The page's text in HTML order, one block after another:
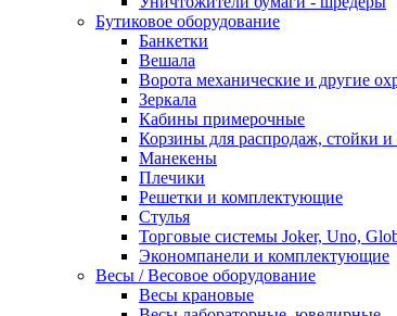
Бутиковое оборудование
Банкетки
Вешала
Ворота механические и другие
Зеркала
Кабины примерочные
Корзины для распродаж, стойки и
Манекены
Плечики
Решетки и комплектующие
Стулья
Торговые системы Joker, Uno,
Экономпанели и комплектующие
Весы / Весовое оборудование
Весы крановые